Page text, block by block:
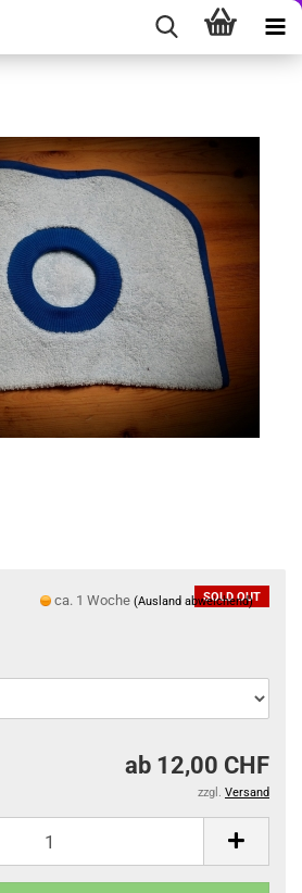
SOLD OUT
ca. 1 Woche (Ausland abweichend)
ab 12,00 CHF
zzgl. Versand